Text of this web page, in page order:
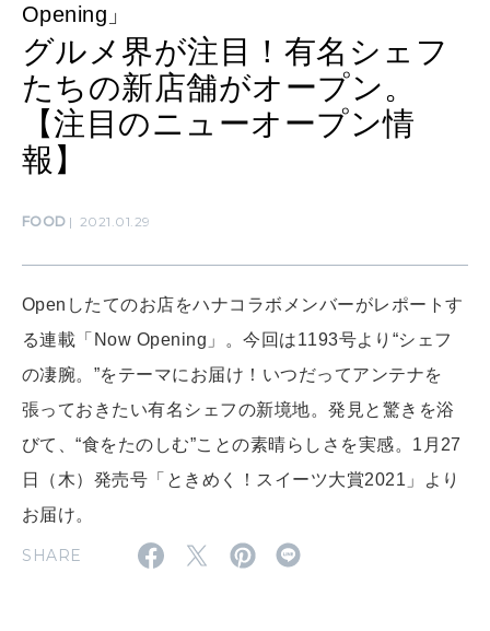
SUSTAINABLE
わたしができること
CULTURE
MAGAZINE
特集
2026年9月号「北海道 おいしく遊ぶ、夏のご褒美旅。」
2026年8月号『お茶の時間です。』
2026年7月号「鎌倉 ローカルが 教えてくれた 本当の歩き方。」
MAGAZINE
Opening」
グルメ界が注目！有名シェフ
たちの新店舗がオープン。
【注目のニューオープン情
報】
FOOD 2021.01.29
Openしたてのお店をハナコラボメンバーがレポートす
る連載「Now Opening」。今回は1193号より“シェフ
の凄腕。”をテーマにお届け！いつだってアンテナを
張っておきたい有名シェフの新境地。発見と驚きを浴
びて、“食をたのしむ”ことの素晴らしさを実感。1月27
日（木）発売号「ときめく！スイーツ大賞2021」より
お届け。
SHARE